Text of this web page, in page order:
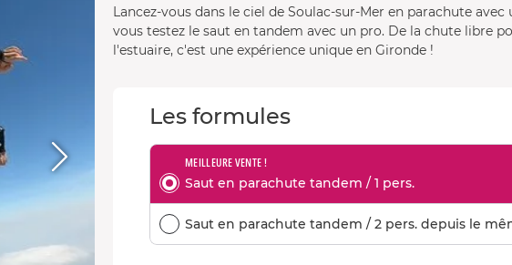
Lancez-vous dans le ciel de Soulac-sur-Mer en parachute
vous testez le saut en tandem avec un pro. De la chute libre
l'estuaire, c'est une expérience unique en Gironde !
Les formules
MEILLEURE VENTE !
Saut en parachute tandem / 1 pers.
Saut en parachute tandem / 2 pers. depuis le